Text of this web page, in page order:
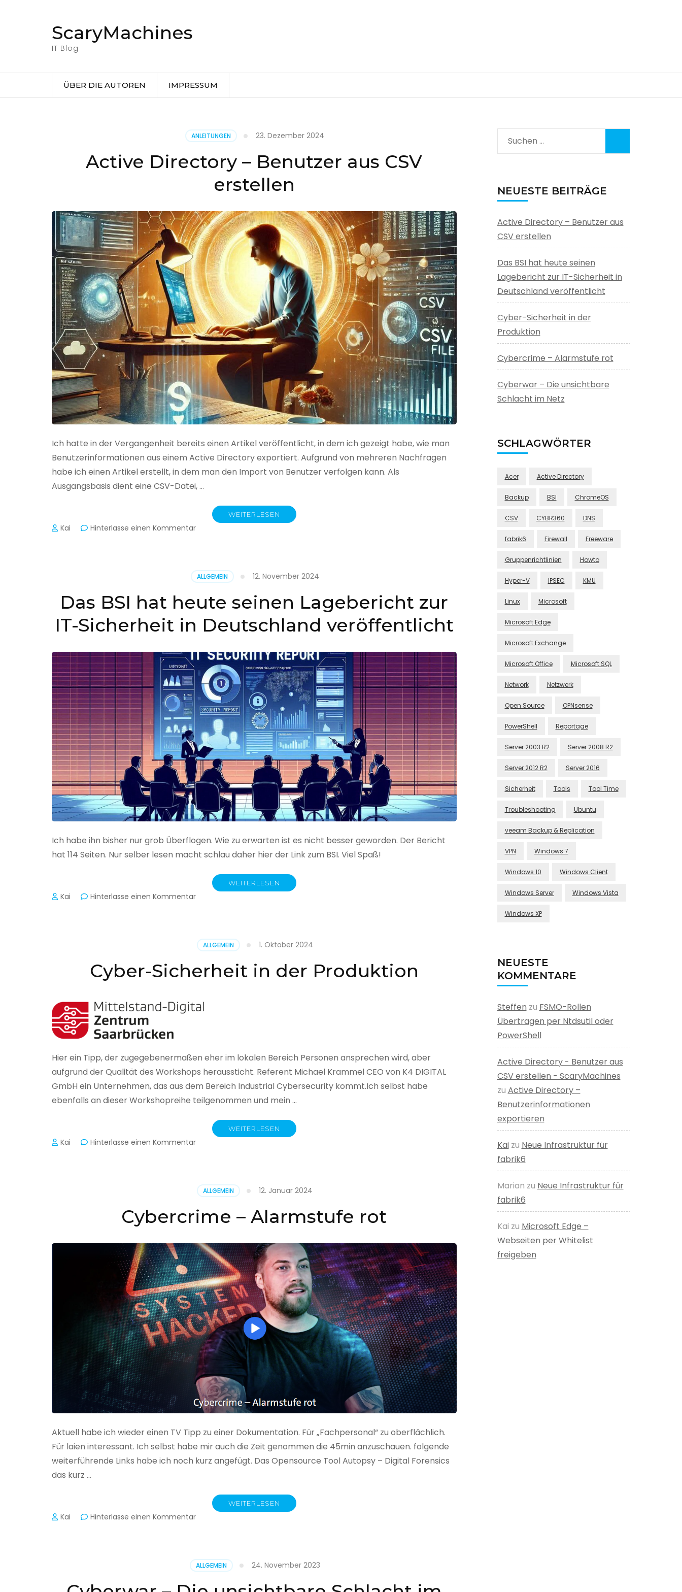
(Eingabetaste
ScaryMachines
IT Blog
ÜBER DIE AUTOREN IMPRESSUM
ANLEITUNGEN 23. Dezember 2024
Active Directory – Benutzer aus CSV
erstellen
Ich hatte in der Vergangenheit bereits einen Artikel veröffentlicht, in dem ich gezeigt habe, wie man
Benutzerinformationen aus einem Active Directory exportiert. Aufgrund von mehreren Nachfragen
habe ich einen Artikel erstellt, in dem man den Import von Benutzer verfolgen kann. Als
Ausgangsbasis dient eine CSV-Datei, …
WEITERLESEN
Kai Hinterlasse einen Kommentarzu
Benutzer
aus
erstellen
ALLGEMEIN 12. November 2024
Das BSI hat heute seinen Lagebericht zur
IT-Sicherheit in Deutschland veröffentlicht
Ich habe ihn bisher nur grob Überflogen. Wie zu erwarten ist es nicht besser geworden. Der Bericht
hat 114 Seiten. Nur selber lesen macht schlau daher hier der Link zum BSI. Viel Spaß!
WEITERLESEN
Kai Hinterlasse einen Kommentarzu
heute
seinen
zur
in
Deutschland
ALLGEMEIN 1. Oktober 2024
Cyber-Sicherheit in der Produktion
Hier ein Tipp, der zugegebenermaßen eher im lokalen Bereich Personen ansprechen wird, aber
aufgrund der Qualität des Workshops heraussticht. Referent Michael Krammel CEO von K4 DIGITAL
GmbH ein Unternehmen, das aus dem Bereich Industrial Cybersecurity kommt.Ich selbst habe
ebenfalls an dieser Workshopreihe teilgenommen und mein …
WEITERLESEN
Kai Hinterlasse einen Kommentarzu
der
Produktion
ALLGEMEIN 12. Januar 2024
Cybercrime – Alarmstufe rot
Aktuell habe ich wieder einen TV Tipp zu einer Dokumentation. Für „Fachpersonal“ zu oberflächlich.
Für laien interessant. Ich selbst habe mir auch die Zeit genommen die 45min anzuschauen. folgende
weiterführende Links habe ich noch kurz angefügt. Das Opensource Tool Autopsy – Digital Forensics
das kurz …
WEITERLESEN
Kai Hinterlasse einen Kommentarzu
rot
ALLGEMEIN 24. November 2023
Suchen
nach:
NEUESTE BEITRÄGE
Active Directory – Benutzer aus
CSV erstellen
Das BSI hat heute seinen
Lagebericht zur IT-Sicherheit in
Deutschland veröffentlicht
Cyber-Sicherheit in der
Produktion
Cybercrime – Alarmstufe rot
Cyberwar – Die unsichtbare
Schlacht im Netz
SCHLAGWÖRTER
Acer Active Directory
Backup BSI ChromeOS
CSV CYBR360 DNS
fabrik6 Firewall Freeware
Gruppenrichtlinien Howto
Hyper-V IPSEC KMU
Linux Microsoft
Microsoft Edge
Microsoft Exchange
Microsoft Office Microsoft SQL
Network Netzwerk
Open Source OPNsense
PowerShell Reportage
Server 2003 R2 Server 2008 R2
Server 2012 R2 Server 2016
Sicherheit Tools Tool Time
Troubleshooting Ubuntu
veeam Backup & Replication
VPN Windows 7
Windows 10 Windows Client
Windows Server Windows Vista
Windows XP
NEUESTE
KOMMENTARE
Steffen zu FSMO-Rollen
Übertragen per Ntdsutil oder
PowerShell
Active Directory - Benutzer aus
CSV erstellen - ScaryMachines
zu Active Directory –
Benutzerinformationen
exportieren
Kaizu Neue Infrastruktur für
fabrik6
Marian zu Neue Infrastruktur für
fabrik6
Kai zu Microsoft Edge –
Webseiten per Whitelist
freigeben